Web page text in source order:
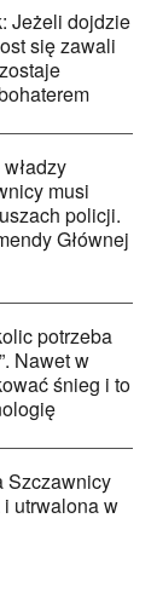
Jeżeli dojdzie
się zawali
musi
policji.
Głównej
potrzeba
Nawet w
śnieg i to
Szczawnicy
i utrwalona w